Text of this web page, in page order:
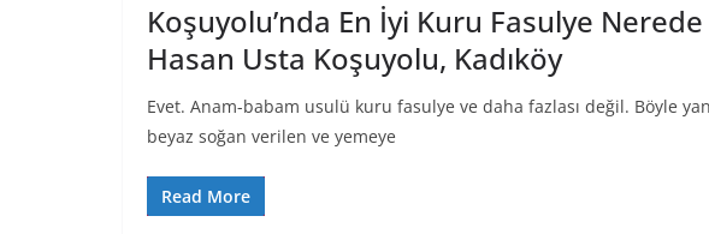
Koşuyolu’nda En İyi Kuru Fasulye
Hasan Usta Koşuyolu, Kadıköy
Evet. Anam-babam usulü kuru fasulye ve daha fazlası değil. Böyle
beyaz soğan verilen ve yemeye
Read More